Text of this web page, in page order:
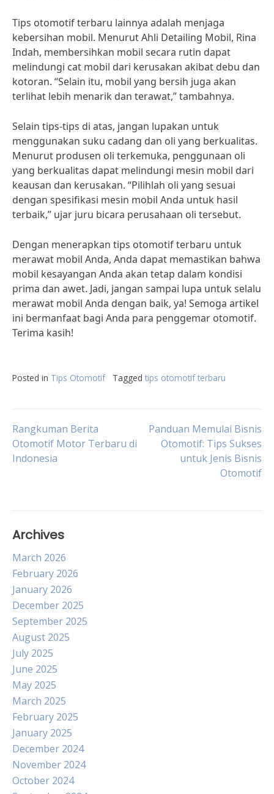
Tips otomotif terbaru lainnya adalah menjaga
kebersihan mobil. Menurut Ahli Detailing Mobil, Rina
Indah, membersihkan mobil secara rutin dapat
melindungi cat mobil dari kerusakan akibat debu dan
kotoran. “Selain itu, mobil yang bersih juga akan
terlihat lebih menarik dan terawat,” tambahnya.
Selain tips-tips di atas, jangan lupakan untuk
menggunakan suku cadang dan oli yang berkualitas.
Menurut produsen oli terkemuka, penggunaan oli
yang berkualitas dapat melindungi mesin mobil dari
keausan dan kerusakan. “Pilihlah oli yang sesuai
dengan spesifikasi mesin mobil Anda untuk hasil
terbaik,” ujar juru bicara perusahaan oli tersebut.
Dengan menerapkan tips otomotif terbaru untuk
merawat mobil Anda, Anda dapat memastikan bahwa
mobil kesayangan Anda akan tetap dalam kondisi
prima dan awet. Jadi, jangan sampai lupa untuk selalu
merawat mobil Anda dengan baik, ya! Semoga artikel
ini bermanfaat bagi Anda para penggemar otomotif.
Terima kasih!
Posted in Tips Otomotif Tagged tips otomotif terbaru
Post
navigation
Rangkuman Berita
Otomotif Motor Terbaru di
Indonesia
Panduan Memulai Bisnis
Otomotif: Tips Sukses
untuk Jenis Bisnis
Otomotif
Archives
March 2026
February 2026
January 2026
December 2025
September 2025
August 2025
July 2025
June 2025
May 2025
March 2025
February 2025
January 2025
December 2024
November 2024
October 2024